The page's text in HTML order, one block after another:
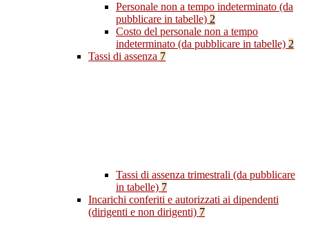
Personale non a tempo indeterminato (da
pubblicare in tabelle) 2
Costo del personale non a tempo
indeterminato (da pubblicare in tabelle) 2
Tassi di assenza 7
Tassi di assenza trimestrali (da pubblicare
in tabelle) 7
Incarichi conferiti e autorizzati ai dipendenti
(dirigenti e non dirigenti) 7